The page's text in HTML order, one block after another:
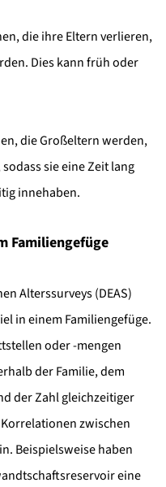
die ihre Eltern verlieren,
Dies kann früh oder
die Großeltern werden,
sie eine Zeit lang
innehaben.
Familiengefüge
Alterssurveys (DEAS)
in einem Familiengefüge.
oder -mengen
der Familie, dem
der Zahl gleichzeitiger
zwischen
Beispielsweise haben
eine